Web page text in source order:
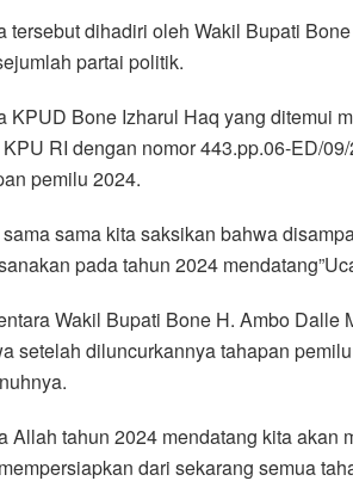
tersebut dihadiri oleh Wakil Bupati
partai politik.
KPUD Bone Izharul Haq yang ditemui
RI dengan nomor 443.pp.06-ED/
pemilu 2024.
sama sama kita saksikan bahwa
pada tahun 2024
Wakil Bupati Bone H. Ambo Dalle
setelah diluncurkannya tahapan
Allah tahun 2024 mendatang kita
dari sekarang semua